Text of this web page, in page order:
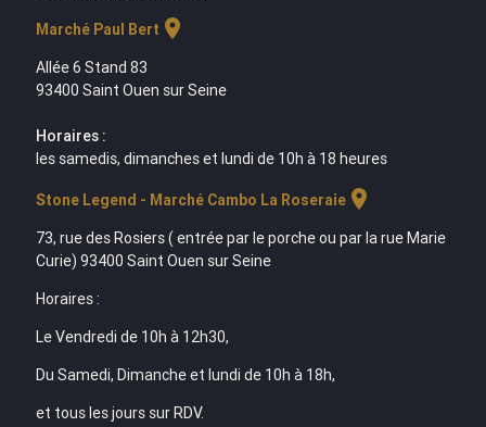
Marché Paul Bert location_on
Allée 6 Stand 83
93400 Saint Ouen sur Seine
Horaires :
les samedis, dimanches et lundi de 10h à 18 heures
Stone Legend - Marché Cambo La Roseraielocation_on
73, rue des Rosiers ( entrée par le porche ou par la rue Marie
Curie) 93400 Saint Ouen sur Seine
Horaires :
Le Vendredi de 10h à 12h30,
Du Samedi, Dimanche et lundi de 10h à 18h,
et tous les jours sur RDV.